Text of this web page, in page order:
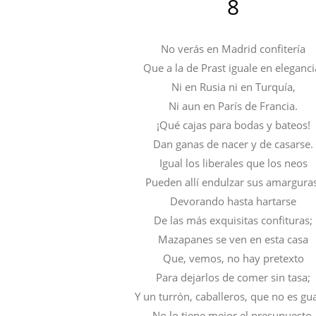
8
No verás en Madrid confitería
Que a la de Prast iguale en
Ni en Rusia ni en Turquía,
Ni aun en París de Francia.
¡Qué cajas para bodas y bateos!
Dan ganas de nacer y de casarse.
Igual los liberales que los neos
Pueden allí endulzar sus
Devorando hasta hartarse
De las más exquisitas confituras;
Mazapanes se ven en esta casa
Que, vemos, no hay pretexto
Para dejarlos de comer sin tasa;
Y un turrón, caballeros, que no es